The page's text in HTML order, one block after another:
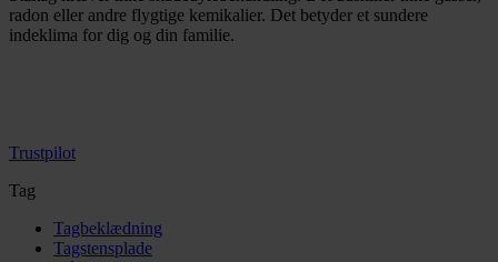
radon eller andre flygtige kemikalier. Det betyder et sundere
indeklima for dig og din familie.
Trustpilot
Tag
Tagbeklædning
Tagstensplade